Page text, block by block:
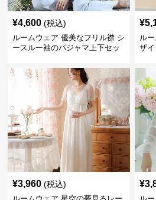
¥4,600 (税込)
ルームウェア 優美なフリル襟 シ
ースルー袖のパジャマ上下セッ
¥
ル
ザ
¥3,960 (税込) ¥